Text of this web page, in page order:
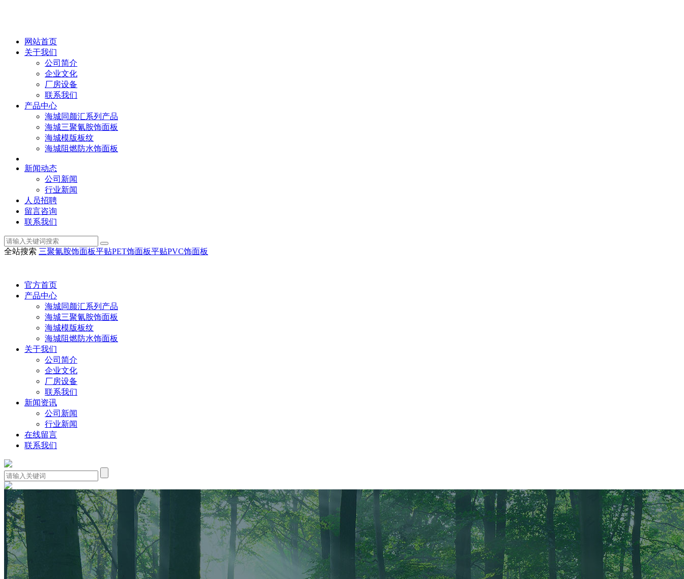
网站首页
关于我们
公司简介
企业文化
厂房设备
联系我们
产品中心
海城同颜汇系列产品
海城三聚氰胺饰面板
海城模版板纹
海城阻燃防水饰面板
新闻动态
公司新闻
行业新闻
人员招聘
留言咨询
联系我们
全站搜索 三聚氰胺饰面板平贴PET饰面板平贴PVC饰面板
官方首页
产品中心
海城同颜汇系列产品
海城三聚氰胺饰面板
海城模版板纹
海城阻燃防水饰面板
关于我们
公司简介
企业文化
厂房设备
联系我们
新闻资讯
公司新闻
行业新闻
在线留言
联系我们